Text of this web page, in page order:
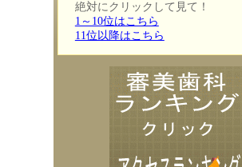
絶対にクリックして見て！
1～10位はこちら
11位以降はこちら